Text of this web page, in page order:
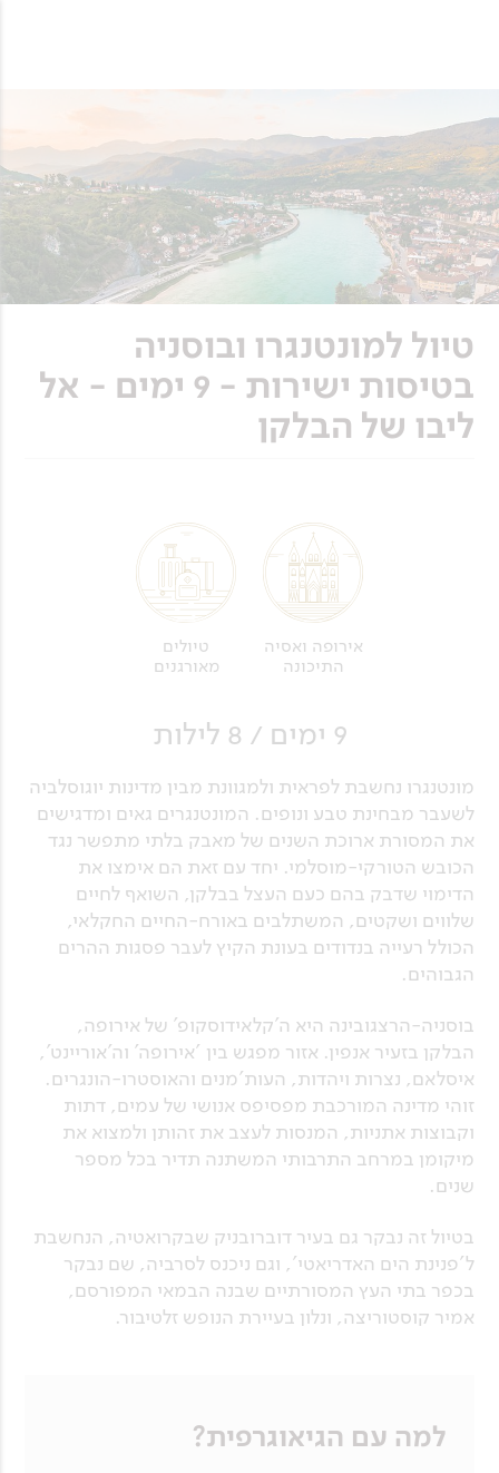
טיול למונטנגרו ובוסניה
בטיסות ישירות - 9 ימים - אל
ליבו של הבלקן
אירופה ואסיה
התיכונה
טיולים
מאורגנים
9 ימים / 8 לילות
מונטנגרו נחשבת לפראית ולמגוונת מבין מדינות יוגוסלביה
לשעבר מבחינת טבע ונופים. המונטנגרים גאים ומדגישים
את המסורת ארוכת השנים של מאבק בלתי מתפשר נגד
הכובש הטורקי-מוסלמי. יחד עם זאת הם אימצו את
הדימוי שדבק בהם כעם העצל בבלקן, השואף לחיים
שלווים ושקטים, המשתלבים באורח-החיים החקלאי,
הכולל רעייה בנדודים בעונת הקיץ לעבר פסגות ההרים
הגבוהים.
בוסניה-הרצגובינה היא ה'קלאידוסקופ' של אירופה,
הבלקן בזעיר אנפין. אזור מפגש בין 'אירופה' וה'אוריינט',
איסלאם, נצרות ויהדות, העות'מנים והאוסטרו-הונגרים.
זוהי מדינה המורכבת מפסיפס אנושי של עמים, דתות
וקבוצות אתניות, המנסות לעצב את זהותן ולמצוא את
מיקומן במרחב התרבותי המשתנה תדיר בכל מספר
שנים.
בטיול זה נבקר גם בעיר דוברובניק שבקרואטיה, הנחשבת
ל'פנינת הים האדריאטי', וגם ניכנס לסרביה, שם נבקר
בכפר בתי העץ המסורתיים שבנה הבמאי המפורסם,
אמיר קוסטוריצה, ונלון בעיירת הנופש זלטיבור.
למה עם הגיאוגרפית?